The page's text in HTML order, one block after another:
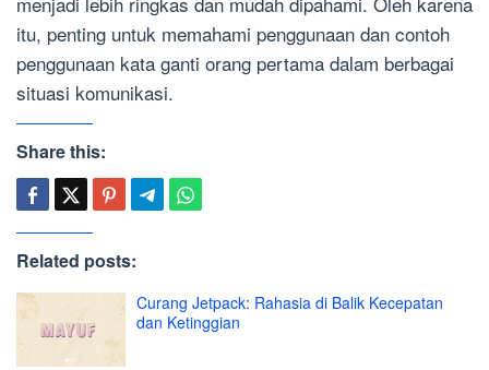
itu, penting untuk memahami penggunaan dan contoh
penggunaan kata ganti orang pertama dalam berbagai
situasi komunikasi.
Share this:
Related posts:
Curang Jetpack: Rahasia di Balik Kecepatan
dan Ketinggian